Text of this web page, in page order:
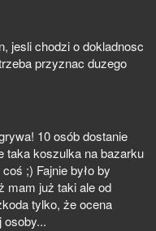
jesli chodzi o dokladnosc
przyznac duzego
10 osób dostanie
taka koszulka na bazarku
;) Fajnie było by
mam już taki ale od
tylko, że ocena
osoby...